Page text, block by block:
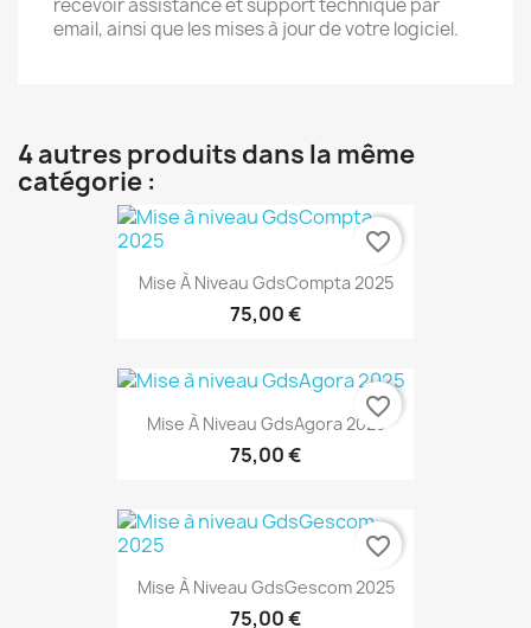
recevoir assistance et support technique par
email, ainsi que les mises à jour de votre logiciel.
4 autres produits dans la même
catégorie :
Mise À Niveau GdsCompta 2025
75,00 €
favorite_border
Mise À Niveau GdsAgora 2025
75,00 €
favorite_border
Mise À Niveau GdsGescom 2025
75,00 €
favorite_border